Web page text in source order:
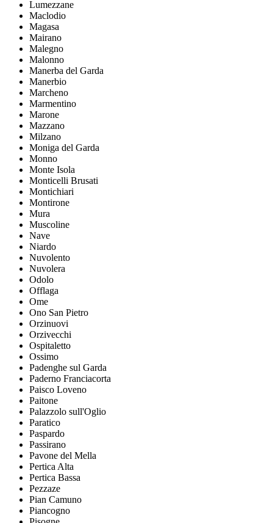
Lumezzane
Maclodio
Magasa
Mairano
Malegno
Malonno
Manerba del Garda
Manerbio
Marcheno
Marmentino
Marone
Mazzano
Milzano
Moniga del Garda
Monno
Monte Isola
Monticelli Brusati
Montichiari
Montirone
Mura
Muscoline
Nave
Niardo
Nuvolento
Nuvolera
Odolo
Offlaga
Ome
Ono San Pietro
Orzinuovi
Orzivecchi
Ospitaletto
Ossimo
Padenghe sul Garda
Paderno Franciacorta
Paisco Loveno
Paitone
Palazzolo sull'Oglio
Paratico
Paspardo
Passirano
Pavone del Mella
Pertica Alta
Pertica Bassa
Pezzaze
Pian Camuno
Piancogno